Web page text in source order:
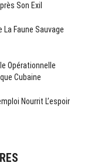
Son Exil
La Faune Sauvage
Opérationnelle
Cubaine
Nourrit L’espoir